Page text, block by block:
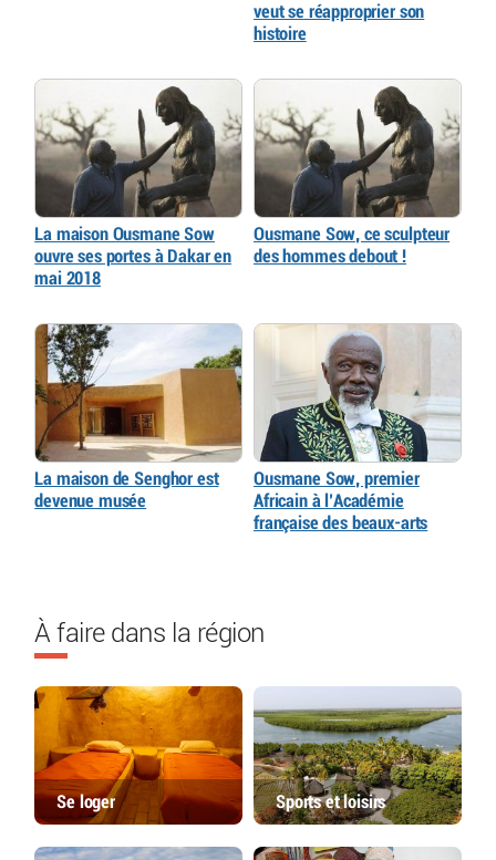
veut se réapproprier son
histoire
La maison Ousmane Sow
ouvre ses portes à Dakar en
mai 2018
Ousmane Sow, ce sculpteur
des hommes debout !
La maison de Senghor est
devenue musée
Ousmane Sow, premier
Africain à l’Académie
française des beaux-arts
À faire dans la région
Se loger Sports et loisirs